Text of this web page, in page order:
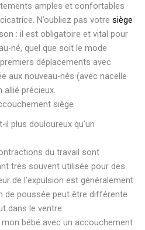
amples et confortables
N’oubliez pas votre siège
: il est obligatoire et vital pour
né, quel que soit le mode
déplacements avec
aux nouveau-nés (avec nacelle
allié précieux.
siège
plus douloureux qu’un
du travail sont
très souvent utilisée pour des
de l’expulsion est généralement
de poussée peut être différente
dans le ventre.
bébé avec un accouchement